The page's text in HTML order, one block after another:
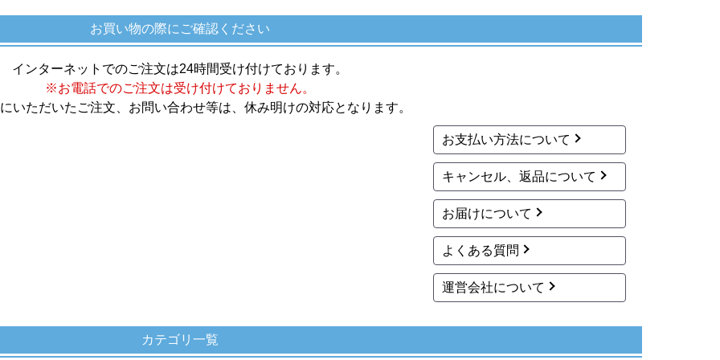
お買い物の際にご確認ください
インターネットでのご注文は24時間受け付けております。
※お電話でのご注文は受け付けておりません。
いただいたご注文、お問い合わせ等は、休み明けの対応となります。
お支払い方法について
キャンセル、返品について
お届けについて
よくある質問
運営会社について
カテゴリ一覧